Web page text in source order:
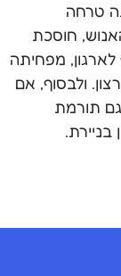
טרחה
חוסכת
מפחיתה
ולבסוף, אם
תורמת